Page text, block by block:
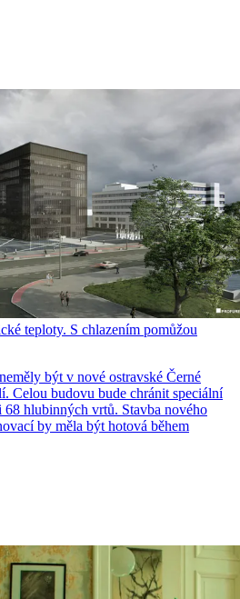
teploty. S chlazením pomůžou
být v nové ostravské Černé
Celou budovu bude chránit speciální
hlubinných vrtů. Stavba nového
by měla být hotová během